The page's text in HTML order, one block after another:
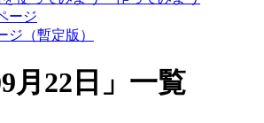
ージ
ジ（暫定版）
月22日 」 一覧